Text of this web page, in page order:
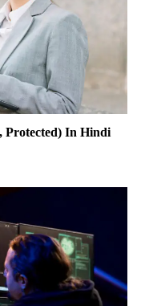
Protected) In Hindi